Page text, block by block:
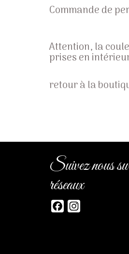
Commande de
Attention, la
prises en
retour à la
Suivez nous
réseaux
Facebook